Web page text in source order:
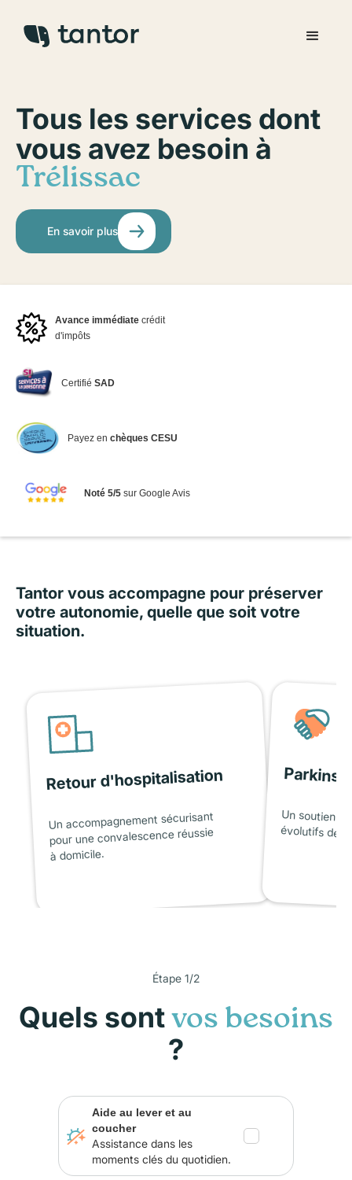
Tous les services dont
vous avez besoin à
Trélissac
En savoir plus
Avance immédiate crédit
d'impôts
CertifiéSAD
Payez en chèques CESU
Noté 5/5sur Google Avis
Tantor vous accompagne pour préserver
votre autonomie, quelle que soit votre
situation.
Retour d'hospitalisation
Un accompagnement sécurisant
pour une convalescence réussie
à domicile.
Un soutien
évolutifs de
Étape 1/2
Quels sont vos besoins
?
Aide au lever et au
coucher
Assistance dans les
moments clés du quotidien.